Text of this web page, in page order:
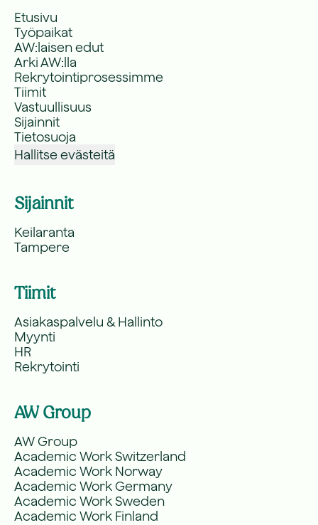
Etusivu
Työpaikat
AW:laisen edut
Arki AW:lla
Rekrytointiprosessimme
Tiimit
Vastuullisuus
Sijainnit
Tietosuoja
Hallitse evästeitä
Sijainnit
Keilaranta
Tampere
Tiimit
Asiakaspalvelu & Hallinto
Myynti
HR
Rekrytointi
AW Group
AW Group
Academic Work Switzerland
Academic Work Norway
Academic Work Germany
Academic Work Sweden
Academic Work Finland